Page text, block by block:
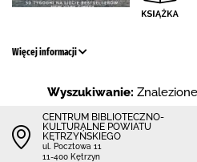
Więcej informacji
Wyszukiwanie:
CENTRUM BIBLIOTECZNO-
KULTURALNE POWIATU
KĘTRZYŃSKIEGO
ul. Pocztowa 11
11-400 Kętrzyn